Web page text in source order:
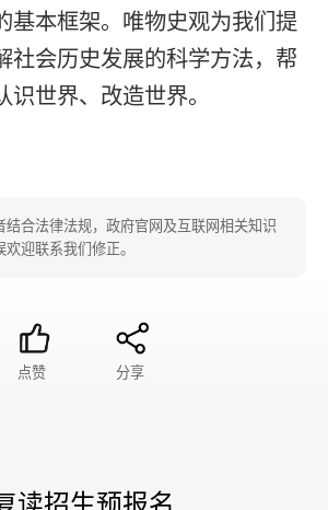
基本框架。唯物史观为我们提
社会历史发展的科学方法，帮
世界、改造世界。
结合法律法规，政府官网及互联网相关知识
迎联系我们修正。
点赞 分享
读招生预报名